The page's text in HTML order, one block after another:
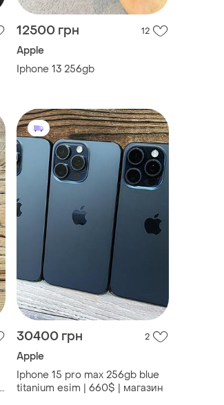
12500 грн 12
Apple
Iphone 13 256gb
30400 грн 2
Apple
Iphone 15 pro max 256gb blue
titanium esim | 660$ | магазин